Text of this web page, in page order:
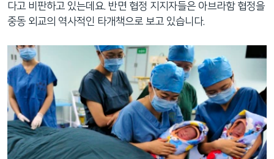
다고 비판하고 있는데요. 반면 협정 지지자들은 아브라함 협정을
중동 외교의 역사적인 타개책으로 보고 있습니다.